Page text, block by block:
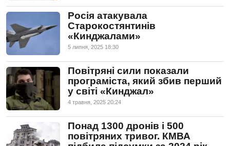
Росія атакувала
Старокостянтинів
«Кинджалами»
5 липня, 2025 18:30
Повітряні сили показали
програміста, який збив перший
у світі «Кинджал»
4 травня, 2025 20:24
Понад 1300 дронів і 500
повітряних тривог. КМВА